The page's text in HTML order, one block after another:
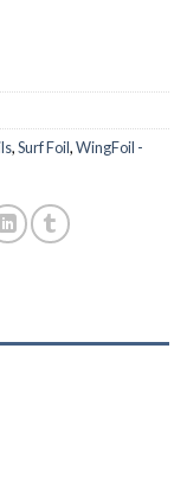
,Surf Foil,WingFoil -